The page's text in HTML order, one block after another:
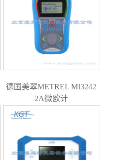
德国美翠METREL MI3242
2A微欧计